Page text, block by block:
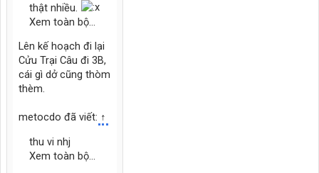
thật nhiều.
Xem toàn bộ...
Lên kế hoạch đi lại
Cửu Trại Câu đi 3B,
cái gì dở cũng thòm
thèm.
metocdo đã viết: ↑
thu vi nhj
Xem toàn bộ...